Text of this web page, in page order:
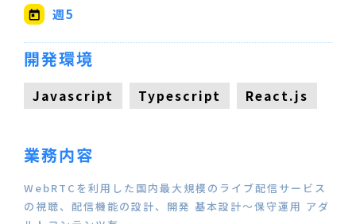
週5
開発環境
Javascript Typescript React.js
業務内容
WebRTCを利用した国内最大規模のライブ配信サービス
の視聴、配信機能の設計、開発 基本設計～保守運用 アダ